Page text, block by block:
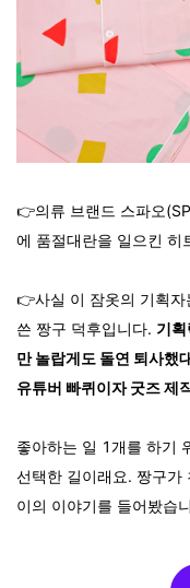
👉의류 브랜드 스파오
에 품절대란을 일으킨 히
👉사실 이 잠옷의 기획
쓴 짱구 덕후입니다. 기
만 놀랍게도 돌연 퇴사했
유튜버 빠퀴이자 굿즈 제
좋아하는 일 1개를 하기
선택한 길이래요. 짱구가
이의 이야기를 들어봤습